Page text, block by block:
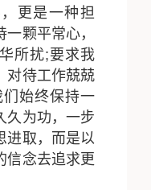
更是一种担
颗平常心，
所扰;要求我
对待工作兢兢
始终保持一
久为功，一步
进取，而是以
信念去追求更